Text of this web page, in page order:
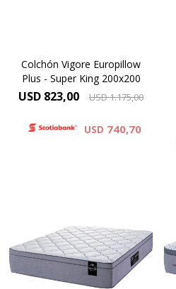
Garantía 5 años
Colchón Vigore Europillow
Plus - Super King 200x200
USD 823,00 USD1.175,00
USD 740,70
Europillow compuesto por
espumas premium y cubierto
por tejido de punto
matelaseado.Altura de
colchón 29 cm.